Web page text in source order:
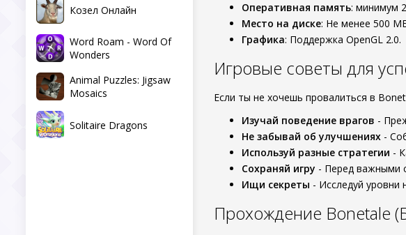
Козел Онлайн
Word Roam - Word Of
Wonders
Animal Puzzles: Jigsaw
Mosaics
Solitaire Dragons
Оперативная память: минимум
Место на диске: Не менее 500
Графика: Поддержка OpenGL 2.0.
Игровые советы для
Если ты не хочешь провалиться в
Изучай поведение врагов -
Не забывай об улучшениях -
Используй разные стратегии -
Сохраняй игру - Перед важными
Ищи секреты - Исследуй уровни
Прохождение Bonetale